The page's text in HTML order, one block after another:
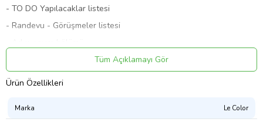
- TO DO Yapılacaklar listesi
- Randevu - Görüşmeler listesi
- Günlük içilen su miktarı takibi
- Kahvaltı , öğle , akşam yemekleri bölümü
Tüm Açıklamayı Gör
Ürün Özellikleri
Marka Le Color